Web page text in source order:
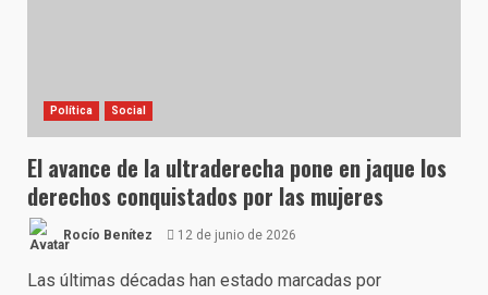
Política Social
El avance de la ultraderecha pone en jaque los
derechos conquistados por las mujeres
Rocío Benítez 12 de junio de 2026
Las últimas décadas han estado marcadas por